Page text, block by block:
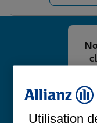
Utilisation